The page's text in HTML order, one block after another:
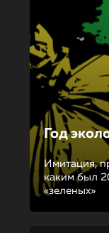
Год
Имитация,
каким был
«зеленых»